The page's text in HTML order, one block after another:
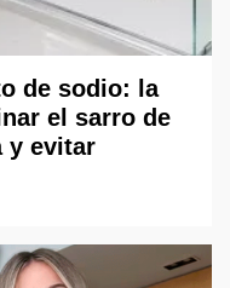
de sodio: la
el sarro de
y evitar